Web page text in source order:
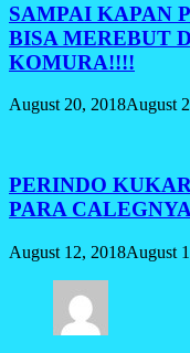
SAMPAI KAPAN
BISA MEREBUT
KOMURA!!!!
August 20, 2018August
PERINDO
PARA CALEGNYA
August 12, 2018August